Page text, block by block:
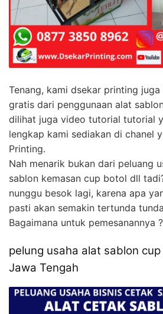
Tenang, kami dsekar printing
gratis dari penggunaan alat
dilihat juga video tutorial tutorial
lengkap kami sediakan di chanel
Printing.
Nah menarik bukan dari peluang
sablon kemasan cup botol dll
nunggu besok lagi, karena apa
pasti akan semakin tertunda
Bagaimana untuk pemesanannya ?
pelung usaha alat sablon
Jawa Tengah